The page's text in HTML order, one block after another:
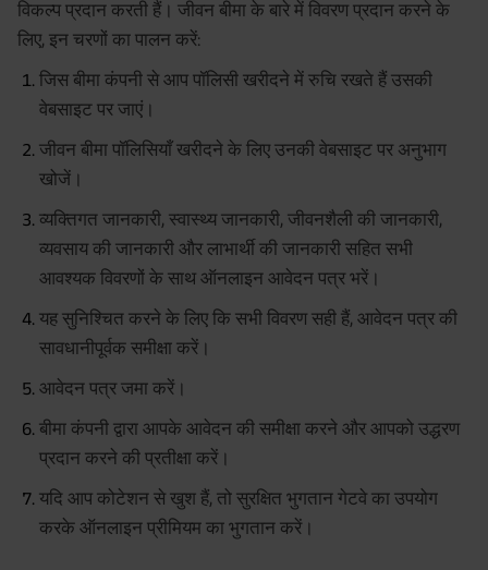
विकल्प प्रदान करती हैं। जीवन बीमा के बारे में विवरण प्रदान करने के
लिए, इन चरणों का पालन करें:
जिस बीमा कंपनी से आप पॉलिसी खरीदने में रुचि रखते हैं उसकी
वेबसाइट पर जाएं।
जीवन बीमा पॉलिसियाँ खरीदने के लिए उनकी वेबसाइट पर अनुभाग
खोजें।
व्यक्तिगत जानकारी, स्वास्थ्य जानकारी, जीवनशैली की जानकारी,
व्यवसाय की जानकारी और लाभार्थी की जानकारी सहित सभी
आवश्यक विवरणों के साथ ऑनलाइन आवेदन पत्र भरें।
यह सुनिश्चित करने के लिए कि सभी विवरण सही हैं, आवेदन पत्र की
सावधानीपूर्वक समीक्षा करें।
आवेदन पत्र जमा करें।
बीमा कंपनी द्वारा आपके आवेदन की समीक्षा करने और आपको उद्धरण
प्रदान करने की प्रतीक्षा करें।
यदि आप कोटेशन से खुश हैं, तो सुरक्षित भुगतान गेटवे का उपयोग
करके ऑनलाइन प्रीमियम का भुगतान करें।